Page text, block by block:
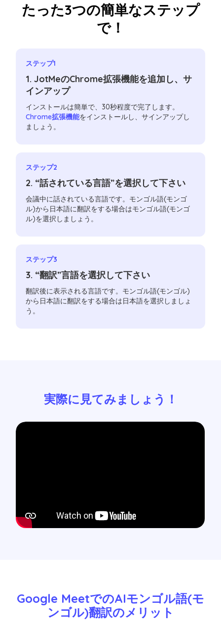
たった3つの簡単なステップ
で！
ステップ1
1. JotMeのChrome拡張機能を追加し、サ
インアップ
インストールは簡単で、30秒程度で完了します。
Chrome拡張機能をインストールし、サインアップし
ましょう。
ステップ2
2. “話されている言語”を選択して下さい
会議中に話されている言語です。モンゴル語(モンゴ
ル)から日本語に翻訳をする場合はモンゴル語(モンゴ
ル)を選択しましょう。
ステップ3
3. “翻訳”言語を選択して下さい
翻訳後に表示される言語です。モンゴル語(モンゴル)
から日本語に翻訳をする場合は日本語を選択しましょ
う。
実際に見てみましょう！
Google MeetでのAIモンゴル語(モ
ンゴル)翻訳のメリット